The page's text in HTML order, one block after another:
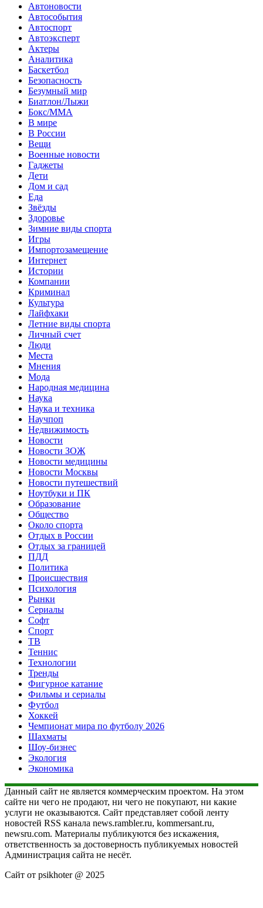
Автоновости
Автособытия
Автоспорт
Автоэксперт
Актеры
Аналитика
Баскетбол
Безопасность
Безумный мир
Биатлон/Лыжи
Бокс/MMA
В мире
В России
Вещи
Военные новости
Гаджеты
Дети
Дом и сад
Еда
Звёзды
Здоровье
Зимние виды спорта
Игры
Импортозамещение
Интернет
Истории
Компании
Криминал
Культура
Лайфхаки
Летние виды спорта
Личный счет
Люди
Места
Мнения
Мода
Народная медицина
Наука
Наука и техника
Научпоп
Недвижимость
Новости
Новости ЗОЖ
Новости медицины
Новости Москвы
Новости путешествий
Ноутбуки и ПК
Образование
Общество
Около спорта
Отдых в России
Отдых за границей
ПДД
Политика
Происшествия
Психология
Рынки
Сериалы
Софт
Спорт
ТВ
Теннис
Технологии
Тренды
Фигурное катание
Фильмы и сериалы
Футбол
Хоккей
Чемпионат мира по футболу 2026
Шахматы
Шоу-бизнес
Экология
Экономика
Данный сайт не является коммерческим проектом. На этом
сайте ни чего не продают, ни чего не покупают, ни какие
услуги не оказываются. Сайт представляет собой ленту
новостей RSS канала news.rambler.ru, kommersant.ru,
newsru.com. Материалы публикуются без искажения,
ответственность за достоверность публикуемых новостей
Администрация сайта не несёт.
Сайт от psikhoter @ 2025